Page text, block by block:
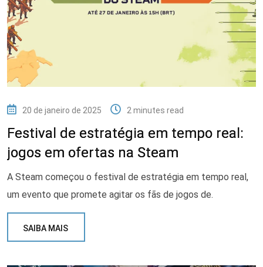
20 de janeiro de 2025 2 minutes read
Festival de estratégia em tempo real:
jogos em ofertas na Steam
A Steam começou o festival de estratégia em tempo real,
um evento que promete agitar os fãs de jogos de.
SAIBA MAIS